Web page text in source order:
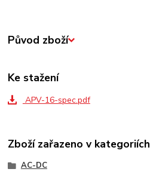
Původ zboží
Ke stažení
APV-16-spec.pdf
Zboží zařazeno v kategoriích
AC-DC